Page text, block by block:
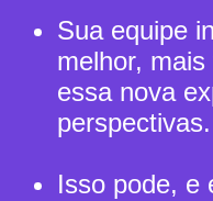
Sua equipe
melhor,
essa nova
perspectivas.
Isso pode, e